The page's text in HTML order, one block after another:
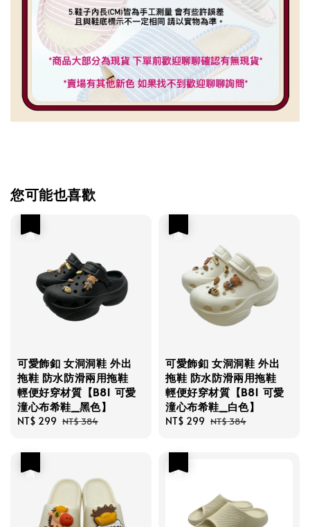
您可能也喜歡
可愛飾釦 女洞洞鞋 外出
拖鞋 防水防滑兩用拖鞋
輕便好穿材質【B81 可愛
潼心布希鞋_黑色】
Sale
NT$ 299 Regular
NT$ 384
可愛飾釦 女洞洞鞋 外出
拖鞋 防水防滑兩用拖鞋
輕便好穿材質【B81 可愛
潼心布希鞋_白色】
Sale
NT$ 299 Regular
NT$ 384